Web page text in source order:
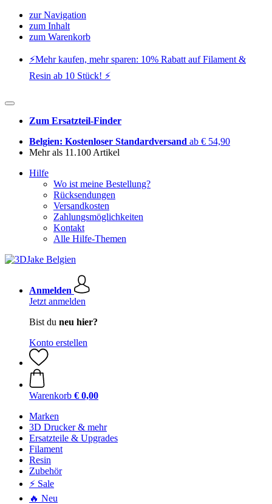
zur Navigation
zum Inhalt
zum Warenkorb
⚡️Mehr kaufen, mehr sparen: 10% Rabatt auf Filament &
Resin ab 10 Stück! ⚡️
Zum Ersatzteil-Finder
Belgien: Kostenloser Standardversand ab € 54,90
Mehr als 11.100 Artikel
Hilfe
Wo ist meine Bestellung?
Rücksendungen
Versandkosten
Zahlungsmöglichkeiten
Kontakt
Alle Hilfe-Themen
Anmelden
Jetzt anmelden
Bist du neu hier?
Konto erstellen
Warenkorb € 0,00
Marken
3D Drucker & mehr
Ersatzteile & Upgrades
Filament
Resin
Zubehör
⚡ Sale
🔥 Neu